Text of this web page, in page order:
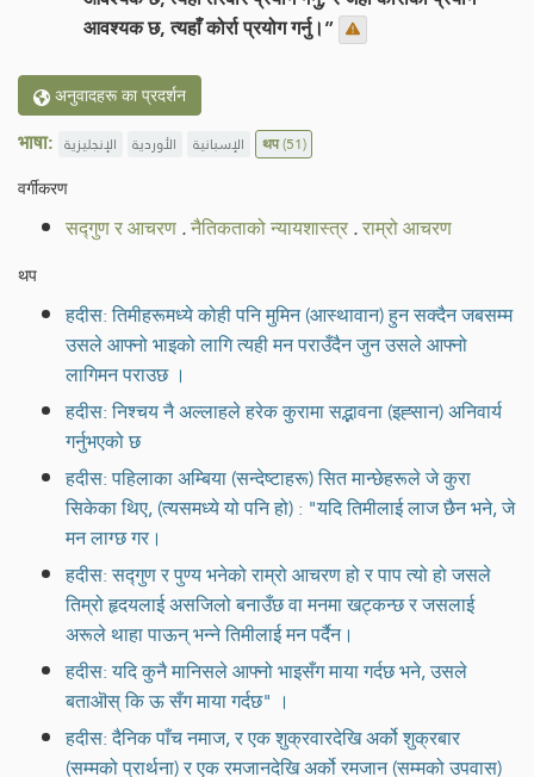
आवश्यक छ, त्यहाँ कोर्रा प्रयोग गर्नु।”
अनुवादहरू का प्रदर्शन
भाषा: الإنجليزية الأوردية الإسبانية थप(51)
वर्गीकरण
सद्गुण र आचरण.नैतिकताको न्यायशास्त्र.राम्रो आचरण
थप
हदीस: तिमीहरूमध्ये कोही पनि मुमिन (आस्थावान) हुन सक्दैन जबसम्म
उसले आफ्नो भाइको लागि त्यही मन पराउँदैन जुन उसले आफ्नो
लागिमन पराउछ ।
हदीस: निश्चय नै अल्लाहले हरेक कुरामा सद्भावना (इह्सान) अनिवार्य
गर्नुभएको छ
हदीस: पहिलाका अम्बिया (सन्देष्टाहरू) सित मान्छेहरूले जे कुरा
सिकेका थिए, (त्यसमध्ये यो पनि हो) : "यदि तिमीलाई लाज छैन भने, जे
मन लाग्छ गर।
हदीस: सद्गुण र पुण्य भनेको राम्रो आचरण हो र पाप त्यो हो जसले
तिम्रो हृदयलाई असजिलो बनाउँछ वा मनमा खट्कन्छ र जसलाई
अरूले थाहा पाऊन् भन्ने तिमीलाई मन पर्दैन।
हदीस: यदि कुनै मानिसले आफ्नो भाइसँग माया गर्दछ भने, उसले
बताऒस् कि ऊ सँग माया गर्दछ" ।
हदीस: दैनिक पाँच नमाज, र एक शुक्रवारदेखि अर्को शुक्रबार
(सम्मको प्रार्थना) र एक रमजानदेखि अर्को रमजान (सम्मको उपवास)